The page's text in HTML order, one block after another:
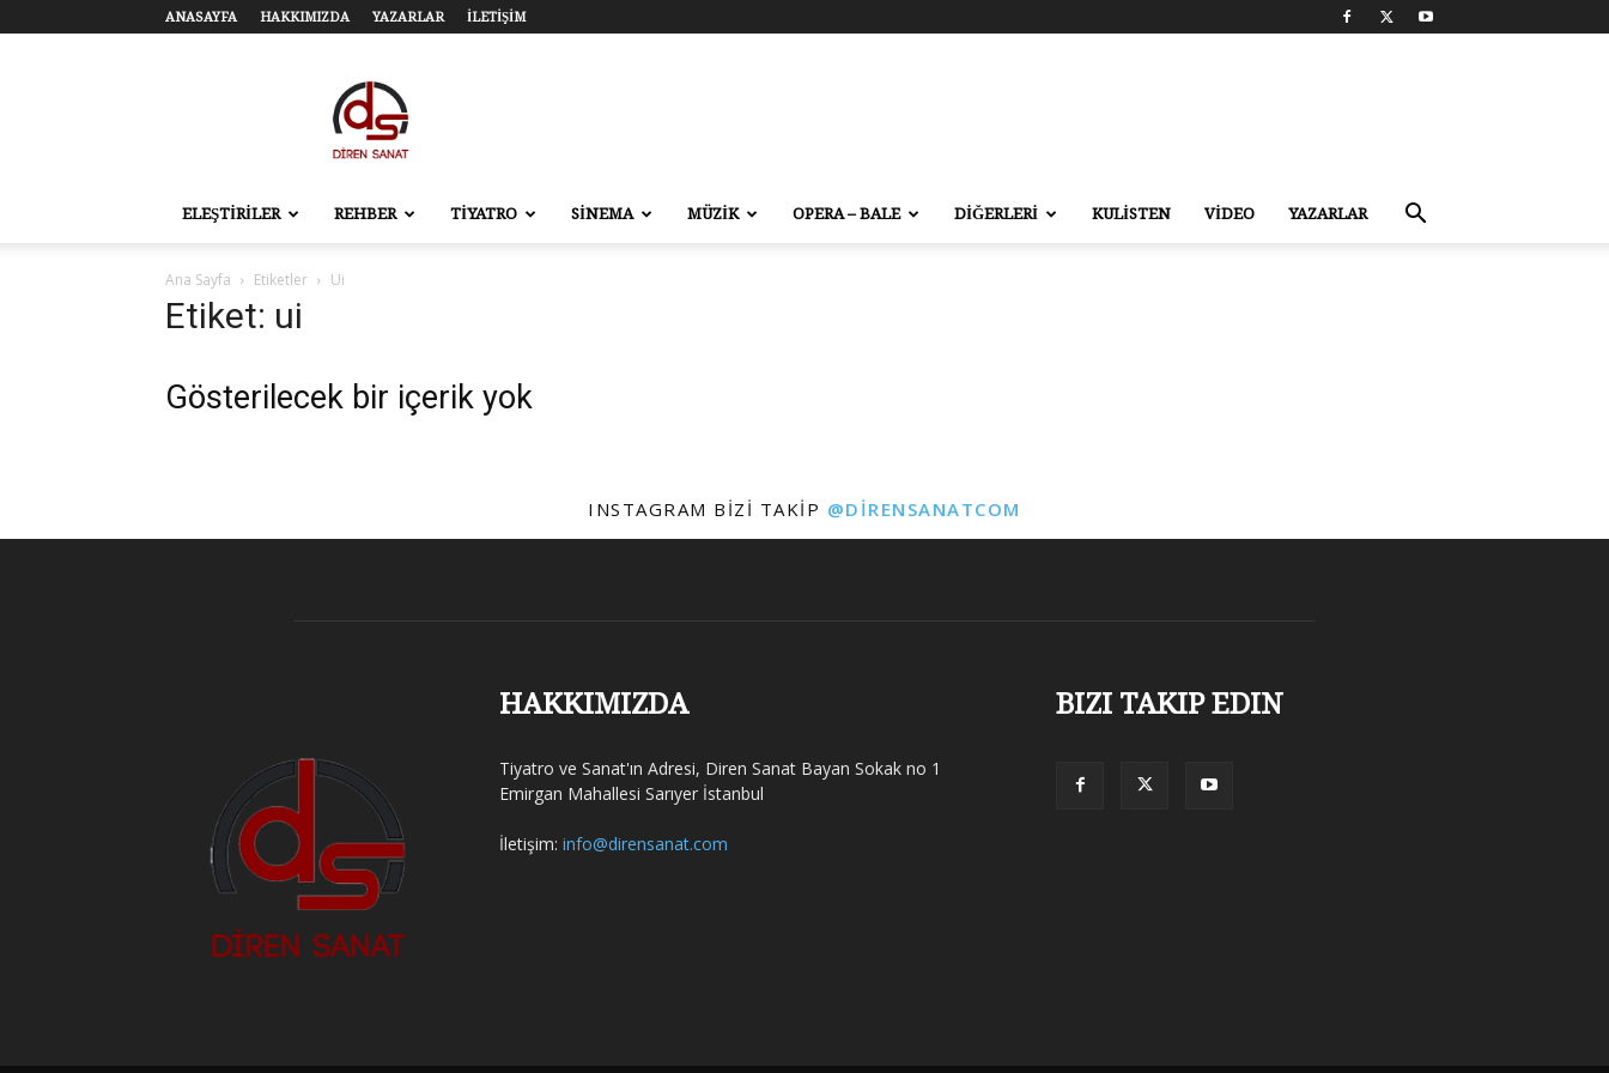
ANASAYFA HAKKIMIZDA YAZARLAR İLETİŞİM
Diren
Sanat
–
Tiyatro,
Sahne
ELEŞTİRİLER REHBER TİYATRO SİNEMA MÜZİK OPERA – BALE DİĞERLERİ KULİSTEN VİDEO YAZARLAR
Ana Sayfa Etiketler Ui
Etiket: ui
Gösterilecek bir içerik yok
INSTAGRAM BIZI TAKIP @DIRENSANATCOM
HAKKIMIZDA
Tiyatro ve Sanat'ın Adresi, Diren Sanat Bayan Sokak no 1
Emirgan Mahallesi Sarıyer İstanbul
İletişim: info@dirensanat.com
BIZI TAKIP EDIN